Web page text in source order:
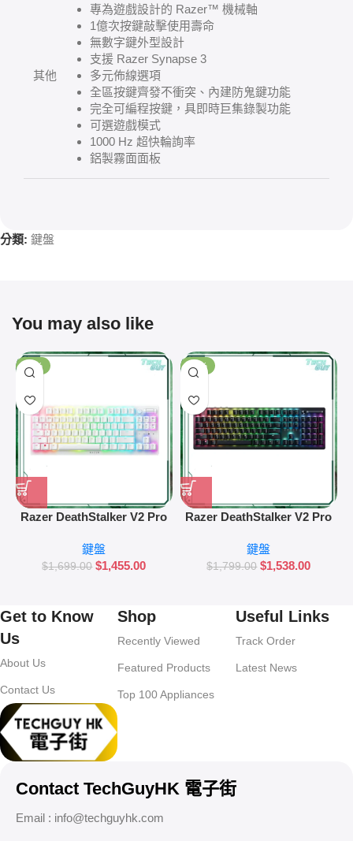
其他
專為遊戲設計的 Razer™ 機械軸
1億次按鍵敲擊使用壽命
無數字鍵外型設計
支援 Razer Synapse 3
多元佈線選項
全區按鍵齊發不衝突、內建防鬼鍵功能
完全可編程按鍵，具即時巨集錄製功能
可選遊戲模式
1000 Hz 超快輪詢率
鋁製霧面面板
分類: 鍵盤
You may also like
-14%
Razer DeathStalker V2 Pro
白色
鍵盤
$1,699.00 $1,455.00
-15%
Razer DeathStalker V2 Pro
鍵盤
$1,799.00 $1,538.00
Get to Know
Us
About Us
Contact Us
Shop
Recently Viewed
Featured Products
Top 100 Appliances
Useful Links
Track Order
Latest News
Contact TechGuyHK 電子街
Email : info@techguyhk.com